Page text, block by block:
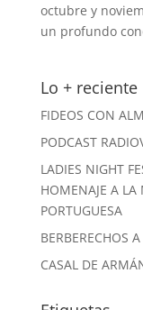
octubre y
un profundo
Lo + reciente
FIDEOS CON
PODCAST
LADIES NIGHT
HOMENAJE A LA
PORTUGUESA
BERBERECHOS
CASAL DE